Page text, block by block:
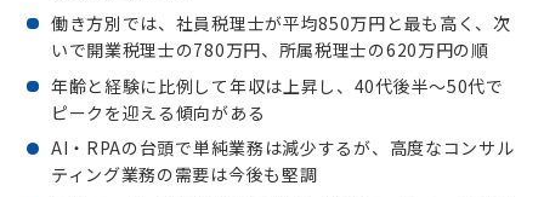
働き方別では、社員税理士が平均850万円と最も高く、次
いで開業税理士の780万円、所属税理士の620万円の順
年齢と経験に比例して年収は上昇し、40代後半～50代で
ピークを迎える傾向がある
AI・RPAの台頭で単純業務は減少するが、高度なコンサル
ティング業務の需要は今後も堅調